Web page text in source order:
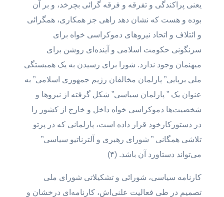
یعنی پراکندگی و تفرقه و فرقه گرائی بچرخد، و بر آن
بوده و هست که نشان دهد راهی جز همکاری، همگرائی
و ائتلاف و اتحاد نیروهای دموکراسی خواه برای
سرنگونی حکومت اسلامی و آینده‌ای روشن برای
میهنمان وجود ندارد. شورا برای رسیدن به یک همبستگی
ملی برپایی” پارلمان مخالفان رژیم جمهوری اسلامی” به
عنوان یک ” پارلمان سیاسی” شکل گرفته از نیروها و
شخصیت‌ها دموکراسی خواه داخل و خارج از کشور را
در دستورکارخود قرار داده است، پارلمانی که در پرتو
تلاشی همگانی ” شورای رهبری و آلترناتیو سیاسی”
می‌تواند دستاورد آن باشد. (۴)
کارنامه سیاسی، شورائی و تشکیلاتی شورای ملی
تصمیم در طی فعالیت علنی‌اش، کارنامه‌ای درخشان و